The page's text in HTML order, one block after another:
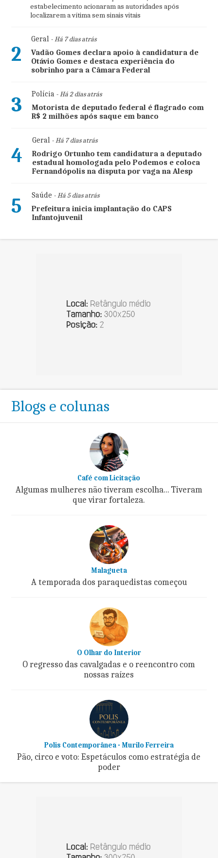
estabelecimento acionaram as autoridades após
localizarem a vítima sem sinais vitais
2
Geral- Há 7 dias atrás
Vadão Gomes declara apoio à candidatura de
Otávio Gomes e destaca experiência do
sobrinho para a Câmara Federal
3 Polícia- Há 2 dias atrás
Motorista de deputado federal é flagrado com
R$ 2 milhões após saque em banco
4
Geral- Há 7 dias atrás
Rodrigo Ortunho tem candidatura a deputado
estadual homologada pelo Podemos e coloca
Fernandópolis na disputa por vaga na Alesp
5 Saúde - Há 5 dias atrás
Prefeitura inicia implantação do CAPS
Infantojuvenil
Blogs e colunas
Café com Licitação
Algumas mulheres não tiveram escolha... Tiveram
que virar fortaleza.
Malagueta
A temporada dos paraquedistas começou
O Olhar do Interior
O regresso das cavalgadas e o reencontro com
nossas raízes
Polis Contemporânea - Murilo Ferreira
Pão, circo e voto: Espetáculos como estratégia de
poder